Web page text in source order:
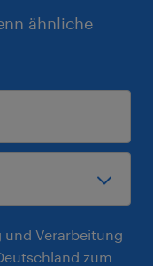
ähnliche
und Verarbeitung
zum